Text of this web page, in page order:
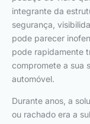
integrante da
segurança,
pode parecer
pode rapidamente
compromete a sua
automóvel.
Durante anos, a
ou rachado era a